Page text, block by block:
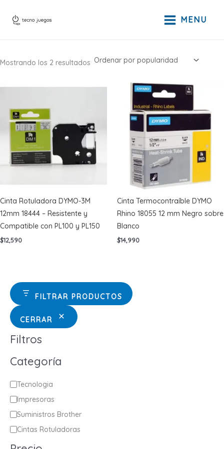
MENU
FILTRAR PRODUCTOS
CERRAR
Filtros
Categoría
C
a
t
e
Tecnologia
Impresoras
Suministros Brother
Cintas Rotuladoras
Mostrando los 2 resultados Ordenado
Cinta Rotuladora DYMO-3M
12mm 18444 – Resistente y
Compatible con PL100 y PL150
$12,590
Cinta Termocontraíble DYMO
Rhino 18055 12 mm Negro sobre
Blanco
$14,990